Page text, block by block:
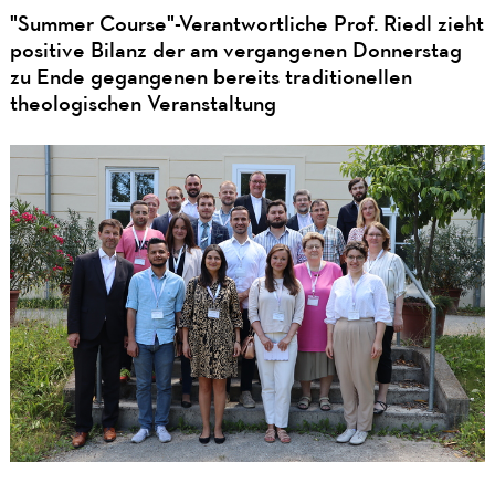
"Summer Course"-Verantwortliche Prof. Riedl zieht
positive Bilanz der am vergangenen Donnerstag
zu Ende gegangenen bereits traditionellen
theologischen Veranstaltung